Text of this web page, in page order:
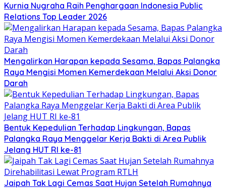
Kurnia Nugraha Raih Penghargaan Indonesia Public
Relations Top Leader 2026
Mengalirkan Harapan kepada Sesama, Bapas Palangka
Raya Mengisi Momen Kemerdekaan Melalui Aksi Donor
Darah
Bentuk Kepedulian Terhadap Lingkungan, Bapas
Palangka Raya Menggelar Kerja Bakti di Area Publik
Jelang HUT RI ke-81
Jaipah Tak Lagi Cemas Saat Hujan Setelah Rumahnya